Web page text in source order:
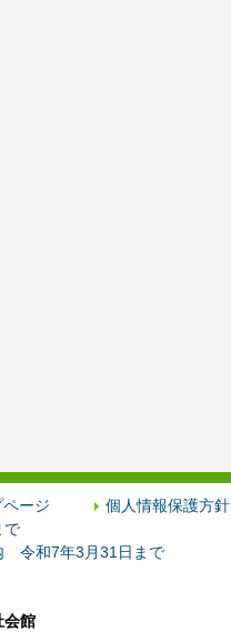
ページ 個人情報保護方針
で
令和7年3月31日まで
会館